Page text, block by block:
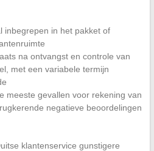
inbegrepen in het pakket of
na ontvangst en controle van
met een variabele termijn
meeste gevallen voor rekening van
negatieve beoordelingen
klantenservice gunstigere